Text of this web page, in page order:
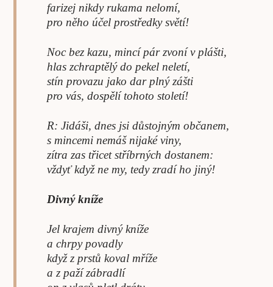
farizej nikdy rukama nelomí,
pro něho účel prostředky světí!
Noc bez kazu, mincí pár zvoní v plášti,
hlas zchraptělý do pekel neletí,
stín provazu jako dar plný zášti
pro vás, dospělí tohoto století!
R: Jidáši, dnes jsi důstojným občanem,
s mincemi nemáš nijaké viny,
zítra zas třicet stříbrných dostanem:
vždyť když ne my, tedy zradí ho jiný!
Divný kníže
Jel krajem divný kníže
a chrpy povadly
když z prstů koval mříže
a z paží zábradlí